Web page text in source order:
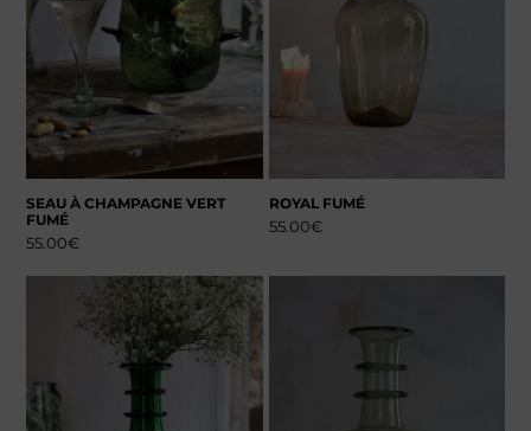
SEAU À CHAMPAGNE VERT
FUMÉ
55.00€
ROYAL FUMÉ
55.00€